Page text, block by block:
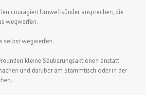
couragiert Umweltsünder ansprechen, die
wegwerfen.
selbst wegwerfen.
kleine Säuberungsaktionen anstatt
und darüber am Stammtisch oder in der